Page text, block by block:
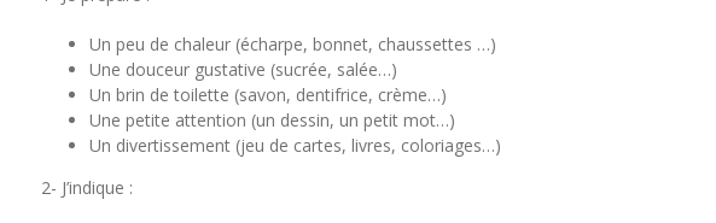
Un peu de chaleur (écharpe, bonnet, chaussettes …)
Une douceur gustative (sucrée, salée…)
Un brin de toilette (savon, dentifrice, crème…)
Une petite attention (un dessin, un petit mot…)
Un divertissement (jeu de cartes, livres, coloriages…)
2- J’indique :